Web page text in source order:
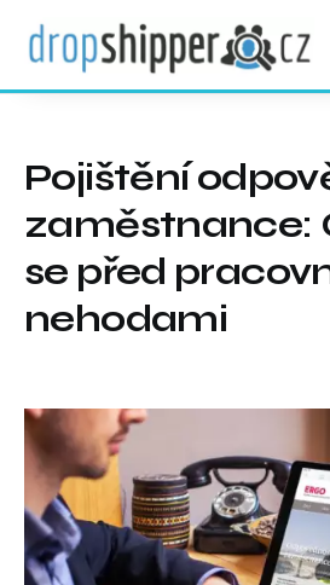
Pojištění
zaměstnance:
se před
nehodami